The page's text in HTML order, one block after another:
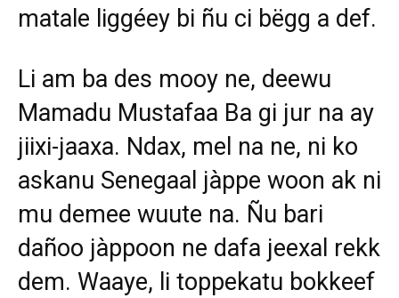
matale liggéey bi ñu ci bëgg a def.
Li am ba des mooy ne, deewu
Mamadu Mustafaa Ba gi jur na ay
jiixi-jaaxa. Ndax, mel na ne, ni ko
askanu Senegaal jàppe woon ak ni
mu demee wuute na. Ñu bari
dañoo jàppoon ne dafa jeexal rekk
dem. Waaye, li toppekatu bokkeef